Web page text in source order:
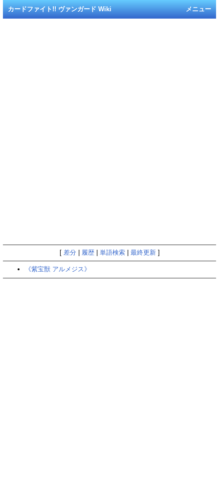
メニュー
カードファイト!! ヴァンガード Wiki
[ 差分 履歴| 単語検索| 最終更新]
《紫宝獣 アルメジス》‎